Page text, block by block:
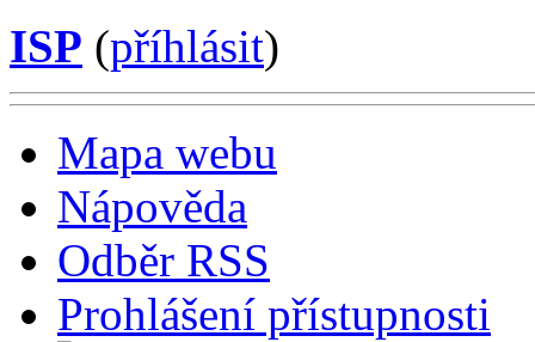
ISP (příhlásit)
Mapa webu
Nápověda
Odběr RSS
Prohlášení přístupnosti